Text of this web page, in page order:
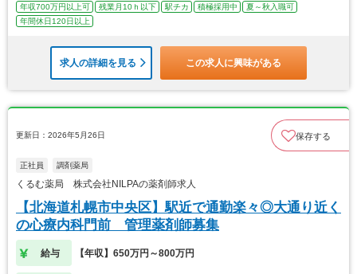
年収700万円以上可 残業月10ｈ以下 駅チカ 積極採用中
夏～秋入職可
年間休日120日以上
求人の詳細を見る この求人に興味がある
更新日：2026年5月26日 保存する
正社員 調剤薬局
くるむ薬局 株式会社NILPAの薬剤師求人
【北海道札幌市中央区】駅近で通勤楽々◎大通り近く
の心療内科門前 管理薬剤師募集
給与 【年収】650万円～800万円